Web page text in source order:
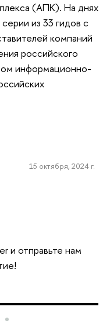
(АПК). На днях
из 33 гидов с
компаний
российского
информационно-
15 октября, 2024 г.
и отправьте нам